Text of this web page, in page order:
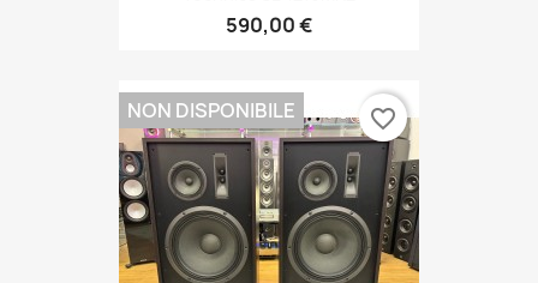
590,00 €
NON DISPONIBILE favorite_border